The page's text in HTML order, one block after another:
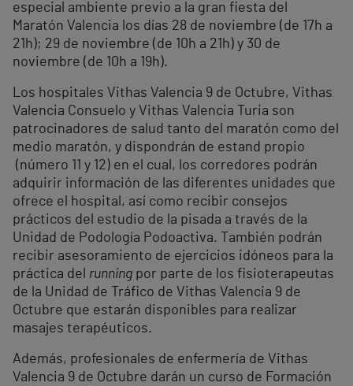
especial ambiente previo a la gran fiesta del
Maratón Valencia los días 28 de noviembre (de 17h a
21h); 29 de noviembre (de 10h a 21h) y 30 de
noviembre (de 10h a 19h).
Los hospitales Vithas Valencia 9 de Octubre, Vithas
Valencia Consuelo y Vithas Valencia Turia son
patrocinadores de salud tanto del maratón como del
medio maratón, y dispondrán de estand propio
(número 11 y 12) en el cual, los corredores podrán
adquirir información de las diferentes unidades que
ofrece el hospital, así como recibir consejos
prácticos del estudio de la pisada a través de la
Unidad de Podología Podoactiva. También podrán
recibir asesoramiento de ejercicios idóneos para la
práctica del running por parte de los fisioterapeutas
de la Unidad de Tráfico de Vithas Valencia 9 de
Octubre que estarán disponibles para realizar
masajes terapéuticos.
Además, profesionales de enfermería de Vithas
Valencia 9 de Octubre darán un curso de Formación